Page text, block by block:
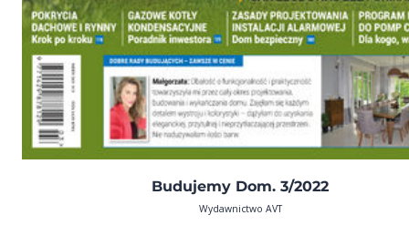
Budujemy Dom. 3/2022
Wydawnictwo AVT